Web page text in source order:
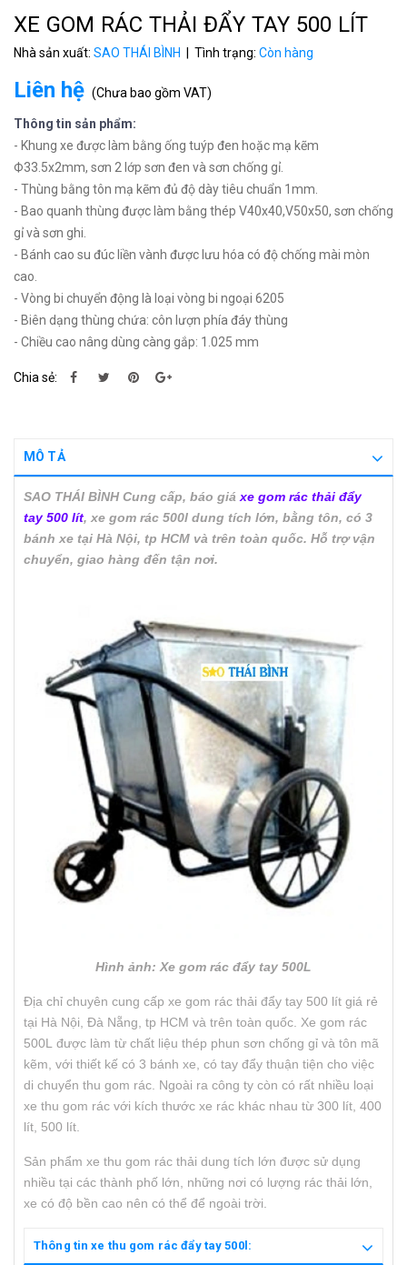
XE GOM RÁC THẢI ĐẨY TAY 500 LÍT
Nhà sản xuất: SAO THÁI BÌNH | Tình trạng: Còn hàng
Liên hệ (Chưa bao gồm VAT)
Thông tin sản phẩm:
- Khung xe được làm bằng ống tuýp đen hoặc mạ kẽm
Ф33.5x2mm, sơn 2 lớp sơn đen và sơn chống gỉ.
- Thùng bằng tôn mạ kẽm đủ độ dày tiêu chuẩn 1mm.
- Bao quanh thùng được làm bằng thép V40x40,V50x50, sơn chống
gỉ và sơn ghi.
- Bánh cao su đúc liền vành được lưu hóa có độ chống mài mòn
cao.
- Vòng bi chuyển động là loại vòng bi ngoại 6205
- Biên dạng thùng chứa: côn lượn phía đáy thùng
- Chiều cao nâng dùng càng gắp: 1.025 mm
Chia sẻ:
MÔ TẢ
SAO THÁI BÌNH Cung cấp, báo giá xe gom rác thải đẩy
tay 500 lít, xe gom rác 500l dung tích lớn, bằng tôn, có 3
bánh xe tại Hà Nội, tp HCM và trên toàn quốc. Hỗ trợ vận
chuyển, giao hàng đến tận nơi.
Hình ảnh: Xe gom rác đẩy tay 500L
Địa chỉ chuyên cung cấp xe gom rác thải đẩy tay 500 lít giá rẻ
tại Hà Nội, Đà Nẵng, tp HCM và trên toàn quốc. Xe gom rác
500L được làm từ chất liệu thép phun sơn chống gỉ và tôn mã
kẽm, với thiết kế có 3 bánh xe, có tay đẩy thuận tiện cho việc
di chuyển thu gom rác. Ngoài ra công ty còn có rất nhiều loại
xe thu gom rác với kích thước xe rác khác nhau từ 300 lít, 400
lít, 500 lít.
Sản phẩm xe thu gom rác thải dung tích lớn được sử dụng
nhiều tại các thành phố lớn, những nơi có lượng rác thải lớn,
xe có độ bền cao nên có thể để ngoài trời.
Thông tin xe thu gom rác đẩy tay 500l: